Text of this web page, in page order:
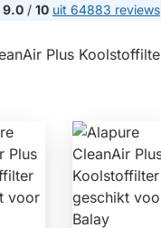
9.0 / 10 uit 64883 reviews